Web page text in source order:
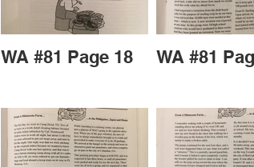
WA #81 Page 18 WA #81